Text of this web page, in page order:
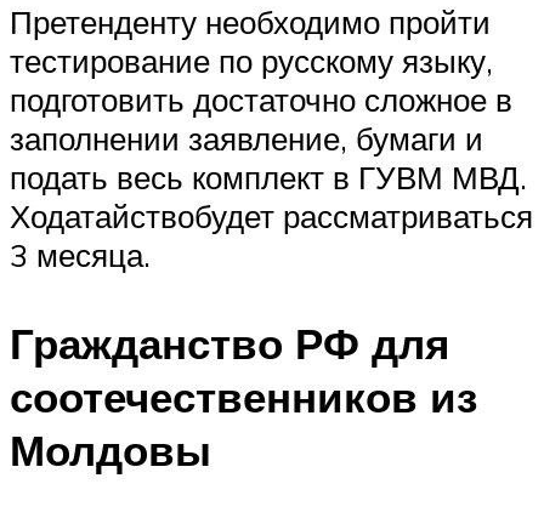
Претенденту необходимо пройти
тестирование по русскому языку,
подготовить достаточно сложное в
заполнении заявление, бумаги и
подать весь комплект в ГУВМ МВД.
Ходатайствобудет рассматриваться
3 месяца.
Гражданство РФ для
соотечественников из
Молдовы